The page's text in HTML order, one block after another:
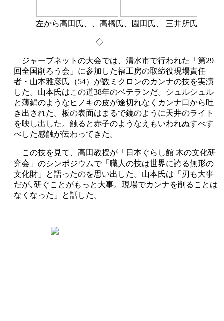
左から高田氏、、高橋氏、園田氏、 三井所氏
◇
ジャーブネットの大会では、清水市で行われた「第29
回全国削ろう会」に参加した福工房の取締役現場責任
者・山本雅彦氏（54）が数ミクロンのカンナの技を実演
した。山本氏はこの道38年のベテランだ。シュルシュル
と薄絹のようなヒノキの皮が途切れなくカンナ口から吐
き出された。板の表面はまるで鏡のように天井のライト
を映し出した。触ると赤子のようなえもいわれぬすべす
べした感触が伝わってきた。
この技を見て、高田教授が「日本ぐらし館 木の文化研
究会」のシンポジウムで「職人の技は世界に誇る無形の
文化財」と語ったのを思い出した。山本氏は「刃も大事
だが､研ぐことがもっと大事。現場でカンナを削ることは
なくなった」と話した。